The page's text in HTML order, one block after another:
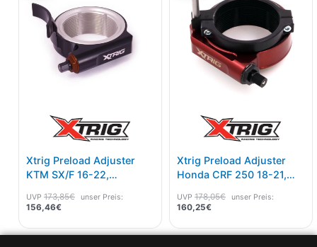
Xtrig Preload Adjuster
KTM SX/F 16-22,
GasGas 21-23
UVP 173,85€
173,85€
unser Preis:
156,46€
156,46€.
Xtrig Preload Adjuster
Honda CRF 250 18-21,
UVP 178,05€
178,05€
unser Preis:
160,25€
160,25€.